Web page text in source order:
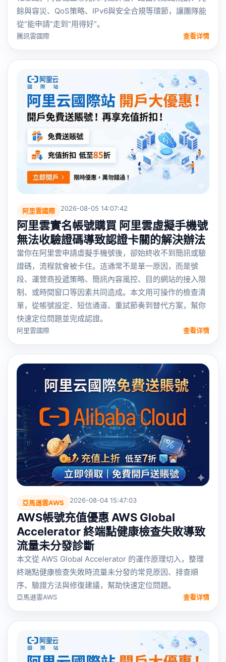
餘與容災、QoS策略、IPv6與安全合規等環節，讓團隊能
從“能申請”走到“用得好”。
騰訊雲國際 查看详情
阿里雲國際 2026-08-05 14:07:42
阿里雲實名帳號購買 阿里雲虛擬手機號
無法收驗證碼導致認證卡關的解決辦法
當你在阿里雲申請虛擬手機號後，卻始終收不到簡訊或驗
證碼，流程就會被卡住。這通常不是單一原因，而是號
段、運營商投遞策略、簡訊內容風控、目的網站的接入限
制、或時間窗口等因素共同造成。本文用可操作的檢查清
單，從帳號設定、短信通道、重試節奏到替代方案，幫你
快速定位問題並完成認證。
阿里雲國際 查看详情
亞馬遜雲AWS 2026-08-04 15:47:03
AWS帳號充值優惠 AWS Global
Accelerator 終端點健康檢查失敗導致
流量未分發診斷
本文從 AWS Global Accelerator 的運作原理切入，整理
終端點健康檢查失敗時流量未分發的常見原因、排查順
序、驗證方法與修復建議，幫助快速定位問題。
亞馬遜雲AWS 查看详情